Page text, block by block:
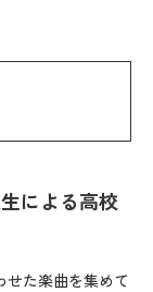
による高校
せた楽曲を集めて